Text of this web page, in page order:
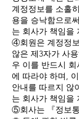
계정정보를 소홀
용을 승낙함으로
는 회사가 책임을
④회원은 계정정
않은 제3자가 사
우 이를 반드시
에 따라야 하며,
안내를 따르지 않
는 회사가 책임을
⑤회사는 『정보